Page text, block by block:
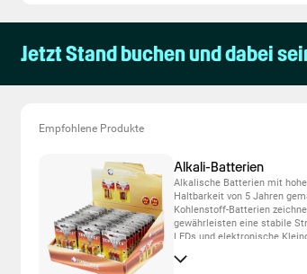
Jetzt Stand buchen und dabei
Empfohlene Produkte
Alkali-Batterien
Alkalische Batterien mit
Haltbarkeit von 5 Jahren
Kohlenstoff-Batterien
gewährleisten eine stabile
LEDs und elektronische
verfügbar.